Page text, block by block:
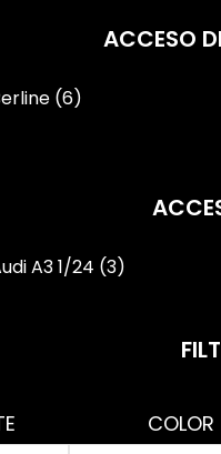
ACCESO
(6)
A3 1/24 (3)
COLOR